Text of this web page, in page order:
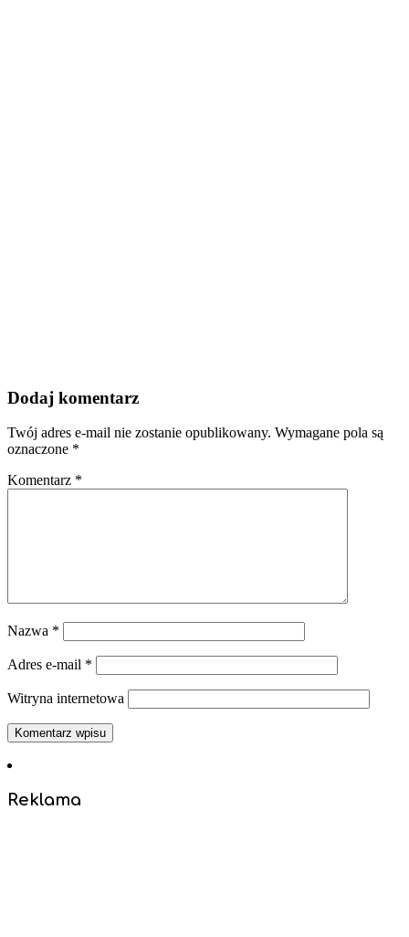
Dodaj komentarz
Twój adres e-mail nie zostanie opublikowany. Wymagane pola są
oznaczone *
Komentarz *
Nazwa *
Adres e-mail *
Witryna internetowa
Reklama